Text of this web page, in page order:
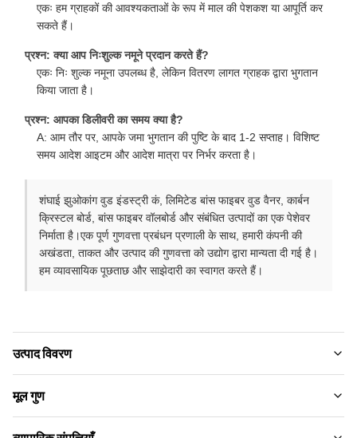
एकः हम ग्राहकों की आवश्यकताओं के रूप में माल की पेशकश या आपूर्ति कर
सकते हैं।
प्रश्न: क्या आप निःशुल्क नमूने प्रदान करते हैं?
एकः निः शुल्क नमूना उपलब्ध है, लेकिन वितरण लागत ग्राहक द्वारा भुगतान
किया जाता है।
प्रश्न: आपका डिलीवरी का समय क्या है?
A: आम तौर पर, आपके जमा भुगतान की पुष्टि के बाद 1-2 सप्ताह। विशिष्ट
समय आदेश आइटम और आदेश मात्रा पर निर्भर करता है।
शंघाई झुओकांग वुड इंडस्ट्री कं, लिमिटेड बांस फाइबर वुड वैनर, कार्बन
क्रिस्टल बोर्ड, बांस फाइबर वॉलबोर्ड और संबंधित उत्पादों का एक पेशेवर
निर्माता है।एक पूर्ण गुणवत्ता प्रबंधन प्रणाली के साथ, हमारी कंपनी की
अखंडता, ताकत और उत्पाद की गुणवत्ता को उद्योग द्वारा मान्यता दी गई है।
हम व्यावसायिक पूछताछ और साझेदारी का स्वागत करते हैं।
उत्पाद विवरण
Material:
मूल गुण
ब्रांड नाम: